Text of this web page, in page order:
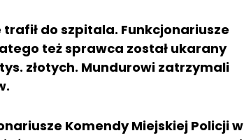
do szpitala. Funkcjonariusze
też sprawca został ukarany
złotych. Mundurowi zatrzymali
Komendy Miejskiej Policji w